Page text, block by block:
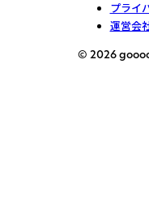
プライ
運営会
© 2026